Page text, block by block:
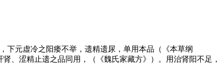
下元虚冷之阳痿不举，遗精遗尿，单用本品（《本草纲
、涩精止遗之品同用，（《魏氏家藏方》）。用治肾阳不足，